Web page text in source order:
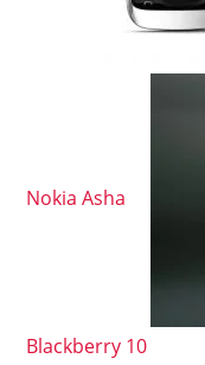
Nokia Asha
Blackberry 10